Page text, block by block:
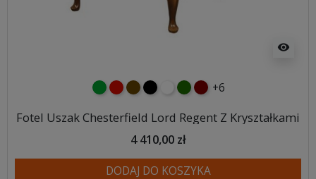
visibility
zielonyczerwony
czekoladowy
czarnybiałybutelkowa zieleń
kasztanowy
+6
Fotel Uszak Chesterfield Lord Regent Z Kryształkami
4 410,00 zł
DODAJ DO KOSZYKA